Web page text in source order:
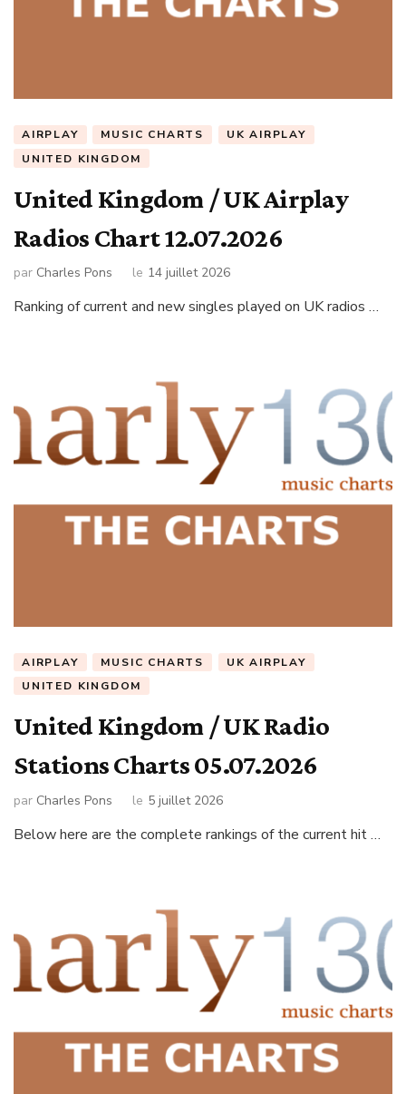
AIRPLAY MUSIC CHARTS
UK AIRPLAY
UNITED KINGDOM
United Kingdom / UK Airplay
Radios Chart 12.07.2026
par Charles Pons le 14 juillet 2026
Ranking of current and new singles played on UK radios …
AIRPLAY MUSIC CHARTS
UK AIRPLAY
UNITED KINGDOM
United Kingdom / UK Radio
Stations Charts 05.07.2026
par Charles Pons le 5 juillet 2026
Below here are the complete rankings of the current hit …